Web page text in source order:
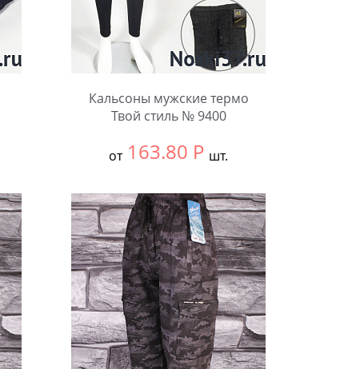
Кальсоны мужские термо
Твой стиль № 9400
от 163.80 Р шт.
Количество: